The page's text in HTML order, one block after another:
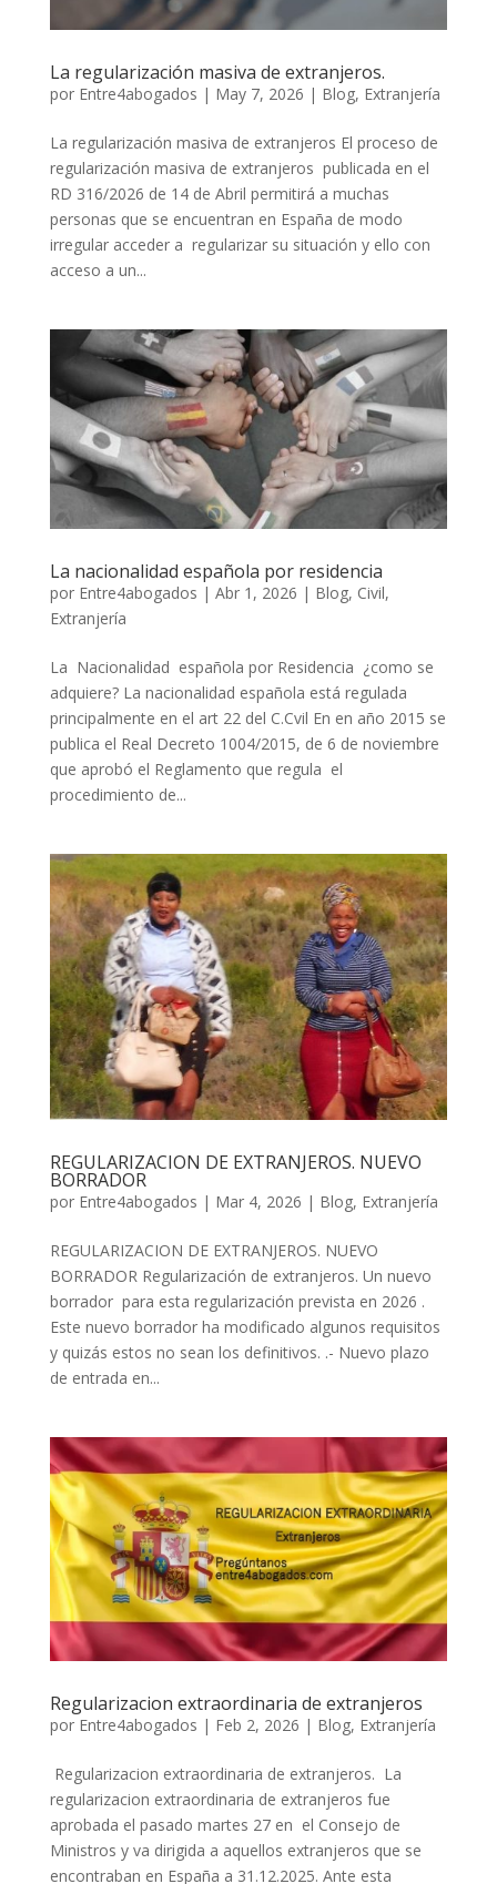
La regularización masiva de extranjeros.
por Entre4abogados | May 7, 2026 | Blog, Extranjería
La regularización masiva de extranjeros El proceso de
regularización masiva de extranjeros publicada en el
RD 316/2026 de 14 de Abril permitirá a muchas
personas que se encuentran en España de modo
irregular acceder a regularizar su situación y ello con
acceso a un...
La nacionalidad española por residencia
por Entre4abogados | Abr 1, 2026 | Blog, Civil,
Extranjería
La Nacionalidad española por Residencia ¿como se
adquiere? La nacionalidad española está regulada
principalmente en el art 22 del C.Cvil En en año 2015 se
publica el Real Decreto 1004/2015, de 6 de noviembre
que aprobó el Reglamento que regula el
procedimiento de...
REGULARIZACION DE EXTRANJEROS. NUEVO
BORRADOR
por Entre4abogados | Mar 4, 2026 | Blog, Extranjería
REGULARIZACION DE EXTRANJEROS. NUEVO
BORRADOR Regularización de extranjeros. Un nuevo
borrador para esta regularización prevista en 2026 .
Este nuevo borrador ha modificado algunos requisitos
y quizás estos no sean los definitivos. .- Nuevo plazo
de entrada en...
Regularizacion extraordinaria de extranjeros
por Entre4abogados | Feb 2, 2026 | Blog, Extranjería
Regularizacion extraordinaria de extranjeros. La
regularizacion extraordinaria de extranjeros fue
aprobada el pasado martes 27 en el Consejo de
Ministros y va dirigida a aquellos extranjeros que se
encontraban en España a 31.12.2025. Ante esta